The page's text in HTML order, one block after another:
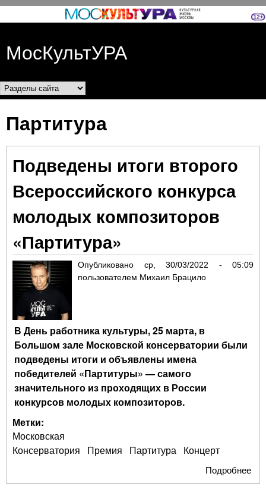
Перейти к основному
МосКультУРА
Разделы сайта
Партитура
Подведены итоги второго
Всероссийского конкурса
молодых композиторов
«Партитура»
Опубликовано ср, 30/03/2022 - 05:09
пользователем Михаил Брацило
В День работника культуры, 25 марта, в
Большом зале Московской консерватории были
подведены итоги и объявлены имена
победителей «Партитуры»— самого
значительного из проходящих в России
конкурсов молодых композиторов.
Метки:
Московская
Консерватория
Премия Партитура
Концерт
Подробнее